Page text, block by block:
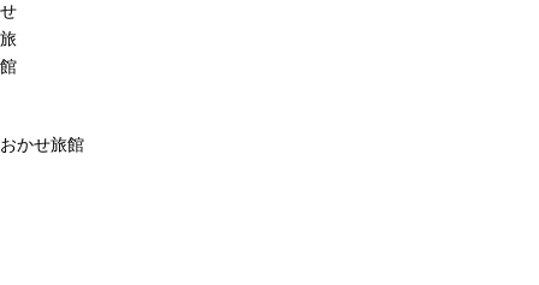
せ
旅
館
おかせ旅館